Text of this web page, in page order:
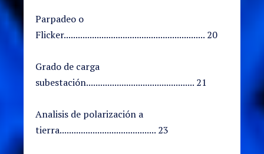
Parpadeo o
Flicker............................................................ 20
Grado de carga
subestación.............................................. 21
Analisis de polarización a
tierra......................................... 23